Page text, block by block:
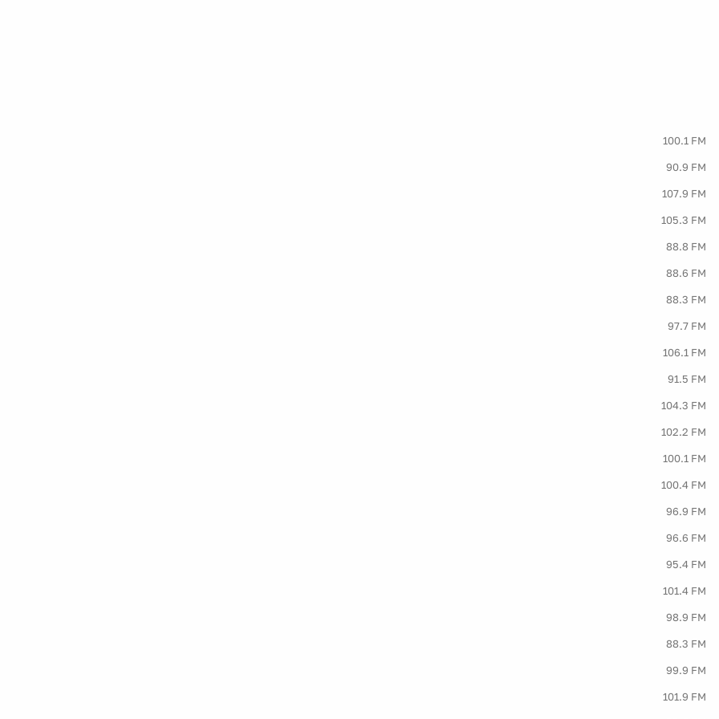
100.1 FM
90.9 FM
107.9 FM
105.3 FM
88.8 FM
88.6 FM
88.3 FM
97.7 FM
106.1 FM
91.5 FM
104.3 FM
102.2 FM
100.1 FM
100.4 FM
96.9 FM
96.6 FM
95.4 FM
101.4 FM
98.9 FM
88.3 FM
99.9 FM
101.9 FM